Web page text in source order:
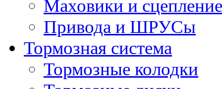
Маховики и сцепление
Привода и ШРУСы
Тормозная система
Тормозные колодки